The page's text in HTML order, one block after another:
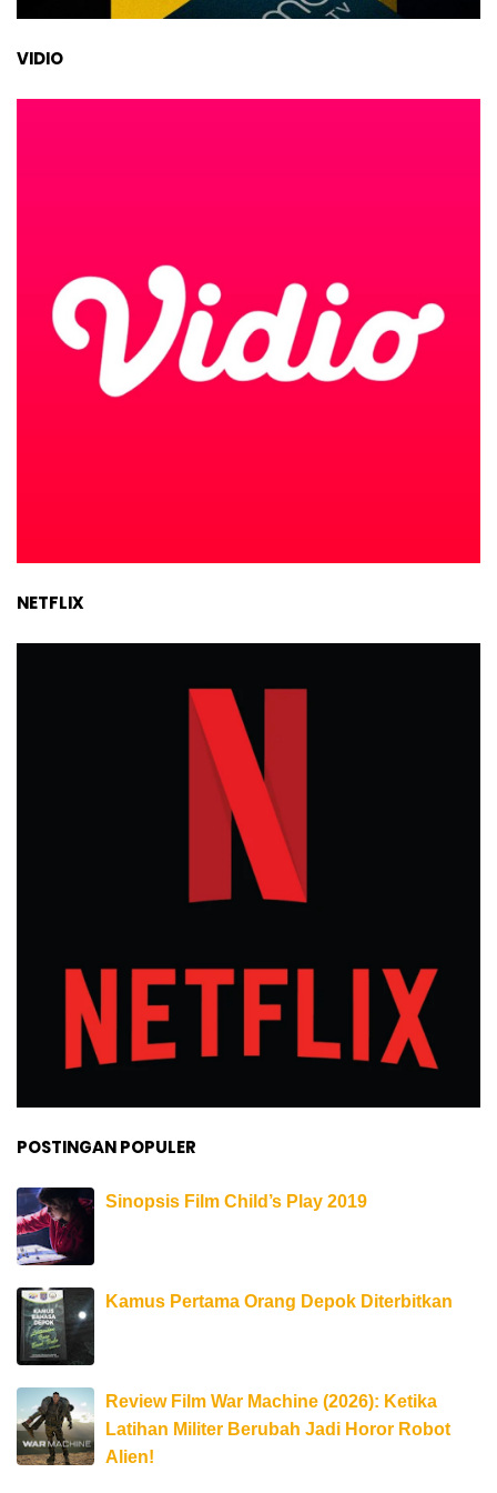
VIDIO
NETFLIX
POSTINGAN POPULER
Sinopsis Film Child’s Play 2019
Kamus Pertama Orang Depok Diterbitkan
Review Film War Machine (2026): Ketika
Latihan Militer Berubah Jadi Horor Robot
Alien!